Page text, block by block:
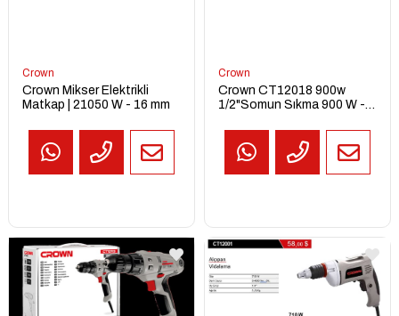
Crown
Crown Mikser Elektrikli
Matkap | 21050 W - 16 mm
Crown
Crown CT12018 900w
1/2"Somun Sıkma 900 W -